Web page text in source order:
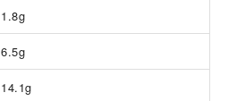
1.8g
6.5g
14.1g
Indonesia
Malaysia
Hong Kong
UAE
Vietnam